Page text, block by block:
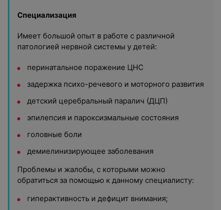
Специализация
Имеет большой опыт в работе с различной
патологией нервной системы у детей:
перинатальное поражение ЦНС
задержка психо-речевого и моторного развития
детский церебральный паралич (ДЦП)
эпилепсия и пароксизмальные состояния
головные боли
демиелинизирующее заболевания
Проблемы и жалобы, с которыми можно
обратиться за помощью к данному специалисту:
гиперактивность и дефицит внимания;